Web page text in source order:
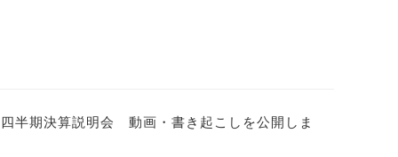
半期決算説明会 動画・書き起こしを公開しま